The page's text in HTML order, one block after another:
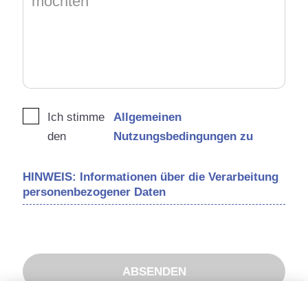
Ich stimme
den
Allgemeinen
Nutzungsbedingungen zu
HINWEIS: Informationen über die Verarbeitung
personenbezogener Daten
ABSENDEN